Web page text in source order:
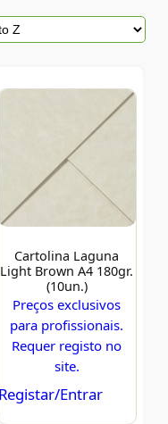
Cartolina Laguna
Light Brown A4 180gr.
(10un.)
Preços exclusivos
para profissionais.
Requer registo no
site.
Registar/Entrar